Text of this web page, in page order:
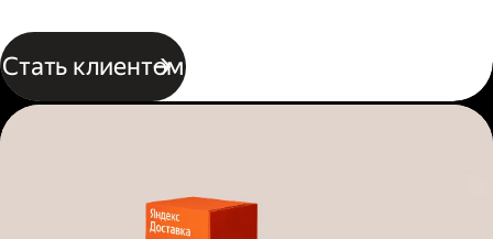
Стать клиентом